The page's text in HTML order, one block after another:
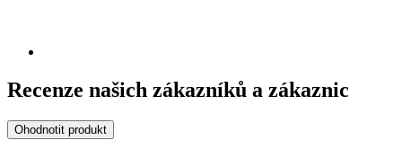
Recenze našich zákazníků a zákaznic
Ohodnotit produkt